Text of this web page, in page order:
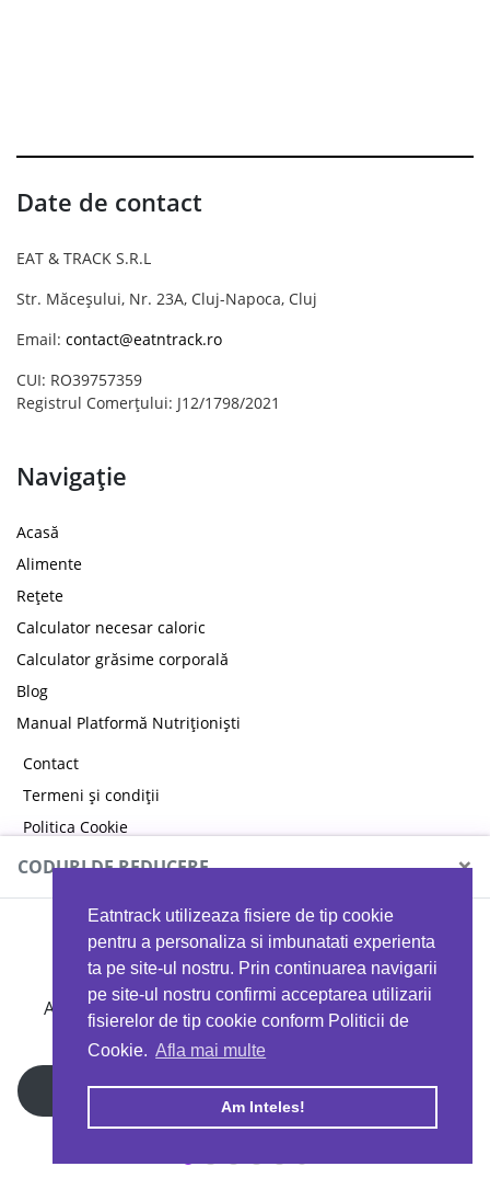
Eatntrack utilizeaza fisiere de tip cookie
pentru a personaliza si imbunatati experienta
ta pe site-ul nostru. Prin continuarea navigarii
pe site-ul nostru confirmi acceptarea utilizarii
fisierelor de tip cookie conform Politicii de
Cookie. Afla mai multe
Am Inteles!
Date de contact
EAT & TRACK S.R.L
Str. Măceșului, Nr. 23A, Cluj-Napoca, Cluj
Email: contact@eatntrack.ro
CUI: RO39757359
Registrul Comerțului: J12/1798/2021
Navigație
Acasă
Alimente
Rețete
Calculator necesar caloric
Calculator grăsime corporală
Blog
Manual Platformă Nutriționiști
Contact
Termeni și condiții
Politica Cookie
Politica de confidențialitate
Copyright © 2026 EAT & TRACK S.R.L
CODURI DE REDUCERE ×
MYPROTEIN
Ai 40%reducere la orice comandă folosind codul
EATTRACK
Profită acum